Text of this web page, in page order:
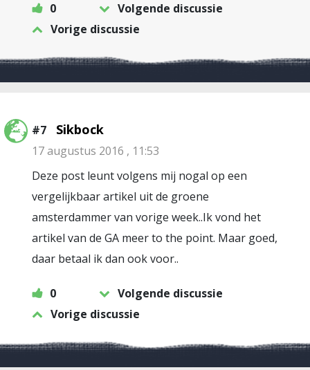
0
Volgende discussie
Vorige discussie
#7 Sikbock
17 augustus 2016 , 11:53
Deze post leunt volgens mij nogal op een
vergelijkbaar artikel uit de groene
amsterdammer van vorige week..Ik vond het
artikel van de GA meer to the point. Maar goed,
daar betaal ik dan ook voor..
0
Volgende discussie
Vorige discussie